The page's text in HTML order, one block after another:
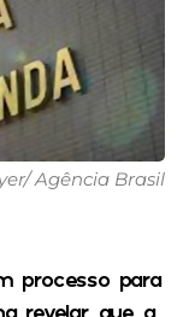
Agência Brasil
processo para
revelar que a